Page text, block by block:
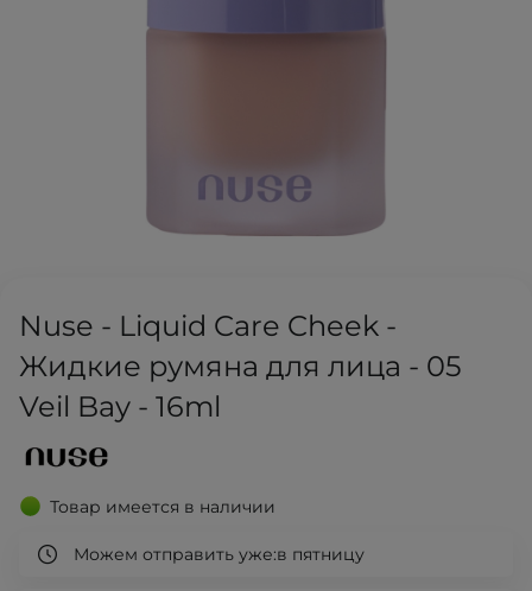
Nuse - Liquid Care Cheek -
Жидкие румяна для лица - 05
Veil Bay - 16ml
Товар имеется в наличии
Можем отправить уже:в пятницу